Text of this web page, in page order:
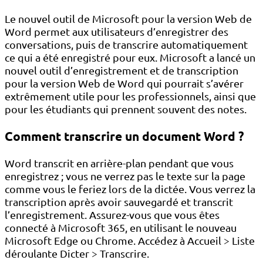
Le nouvel outil de Microsoft pour la version Web de
Word permet aux utilisateurs d’enregistrer des
conversations, puis de transcrire automatiquement
ce qui a été enregistré pour eux. Microsoft a lancé un
nouvel outil d’enregistrement et de transcription
pour la version Web de Word qui pourrait s’avérer
extrêmement utile pour les professionnels, ainsi que
pour les étudiants qui prennent souvent des notes.
Comment transcrire un document Word ?
Word transcrit en arrière-plan pendant que vous
enregistrez ; vous ne verrez pas le texte sur la page
comme vous le feriez lors de la dictée. Vous verrez la
transcription après avoir sauvegardé et transcrit
l’enregistrement. Assurez-vous que vous êtes
connecté à Microsoft 365, en utilisant le nouveau
Microsoft Edge ou Chrome. Accédez à Accueil > Liste
déroulante Dicter > Transcrire.